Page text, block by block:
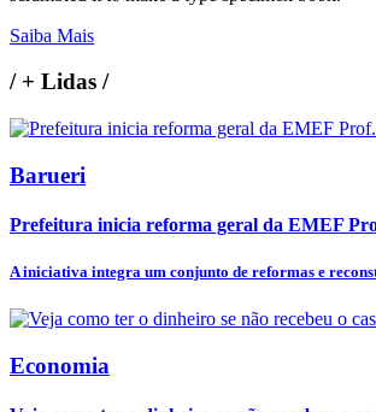
Saiba Mais
/+ Lidas /
Barueri
Prefeitura inicia reforma geral da EMEF
A iniciativa integra um conjunto de reformas e
Economia